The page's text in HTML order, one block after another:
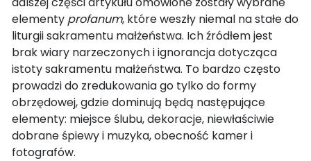
elementy profanum, które weszły niemal na stałe do
liturgii sakramentu małżeństwa. Ich źródłem jest
brak wiary narzeczonych i ignorancja dotycząca
istoty sakramentu małżeństwa. To bardzo często
prowadzi do zredukowania go tylko do formy
obrzędowej, gdzie dominują będą następujące
elementy: miejsce ślubu, dekoracje, niewłaściwie
dobrane śpiewy i muzyka, obecność kamer i
fotografów.